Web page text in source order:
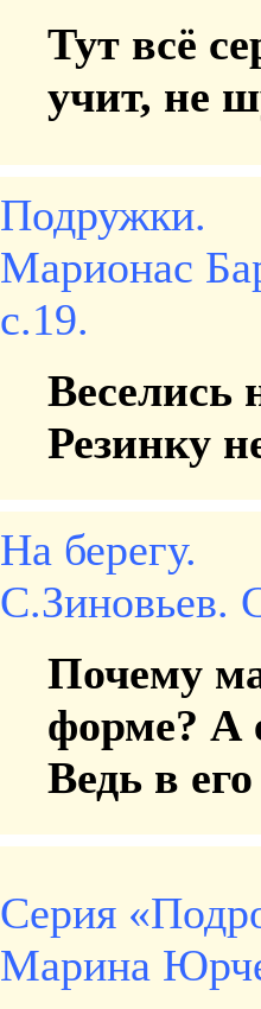
Тут всё
учит, не
Подружки.
Марионас
с.19.
Веселись
Резинку
На берегу.
С.Зиновьев.
Почему
форме? А
Ведь в
Серия
Марина